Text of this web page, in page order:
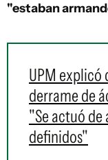
"estaban
UPM explicó
derrame de
"Se actuó
definidos"